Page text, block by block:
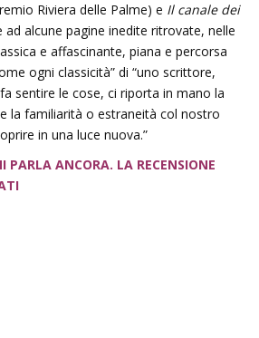
Riviera delle Palme) e Il canale dei
alcune pagine inedite ritrovate, nelle
e affascinante, piana e percorsa
ogni classicità” di “uno scrittore,
sentire le cose, ci riporta in mano la
la familiarità o estraneità col nostro
in una luce nuova.”
PARLA ANCORA. LA RECENSIONE